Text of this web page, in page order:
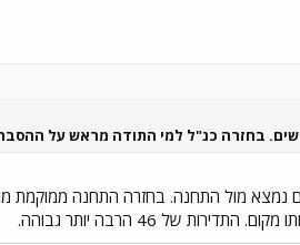
בחזרה כנ"ל למי התודה מראש על
מול התחנה. בחזרה התחנה ממוקמת